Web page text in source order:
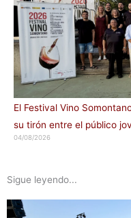
El Festival Vino
su tirón entre el público
04/08/2026
Sigue leyendo...